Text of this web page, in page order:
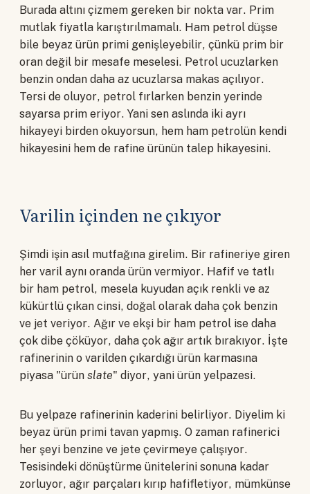
Burada altını çizmem gereken bir nokta var. Prim
mutlak fiyatla karıştırılmamalı. Ham petrol düşse
bile beyaz ürün primi genişleyebilir, çünkü prim bir
oran değil bir mesafe meselesi. Petrol ucuzlarken
benzin ondan daha az ucuzlarsa makas açılıyor.
Tersi de oluyor, petrol fırlarken benzin yerinde
sayarsa prim eriyor. Yani sen aslında iki ayrı
hikayeyi birden okuyorsun, hem ham petrolün kendi
hikayesini hem de rafine ürünün talep hikayesini.
Varilin içinden ne çıkıyor
Şimdi işin asıl mutfağına girelim. Bir rafineriye giren
her varil aynı oranda ürün vermiyor. Hafif ve tatlı
bir ham petrol, mesela kuyudan açık renkli ve az
kükürtlü çıkan cinsi, doğal olarak daha çok benzin
ve jet veriyor. Ağır ve ekşi bir ham petrol ise daha
çok dibe çöküyor, daha çok ağır artık bırakıyor. İşte
rafinerinin o varilden çıkardığı ürün karmasına
piyasa "ürün slate" diyor, yani ürün yelpazesi.
Bu yelpaze rafinerinin kaderini belirliyor. Diyelim ki
beyaz ürün primi tavan yapmış. O zaman rafinerici
her şeyi benzine ve jete çevirmeye çalışıyor.
Tesisindeki dönüştürme ünitelerini sonuna kadar
zorluyor, ağır parçaları kırıp hafifletiyor, mümkünse